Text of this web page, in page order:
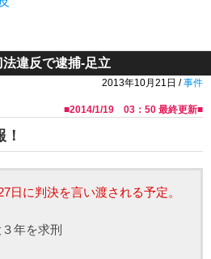
違反で逮捕-足立
2013年10月21日 /事件
■2014/1/19 03：50 最終更新■
日に判決を言い渡される予定。
年を求刑